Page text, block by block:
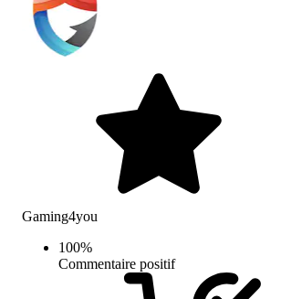
Gaming4you
100%
Commentaire positif